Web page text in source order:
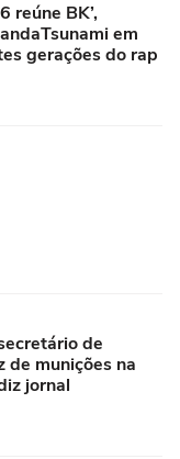
reúne BK’,
em
gerações do rap
de
de munições na
jornal